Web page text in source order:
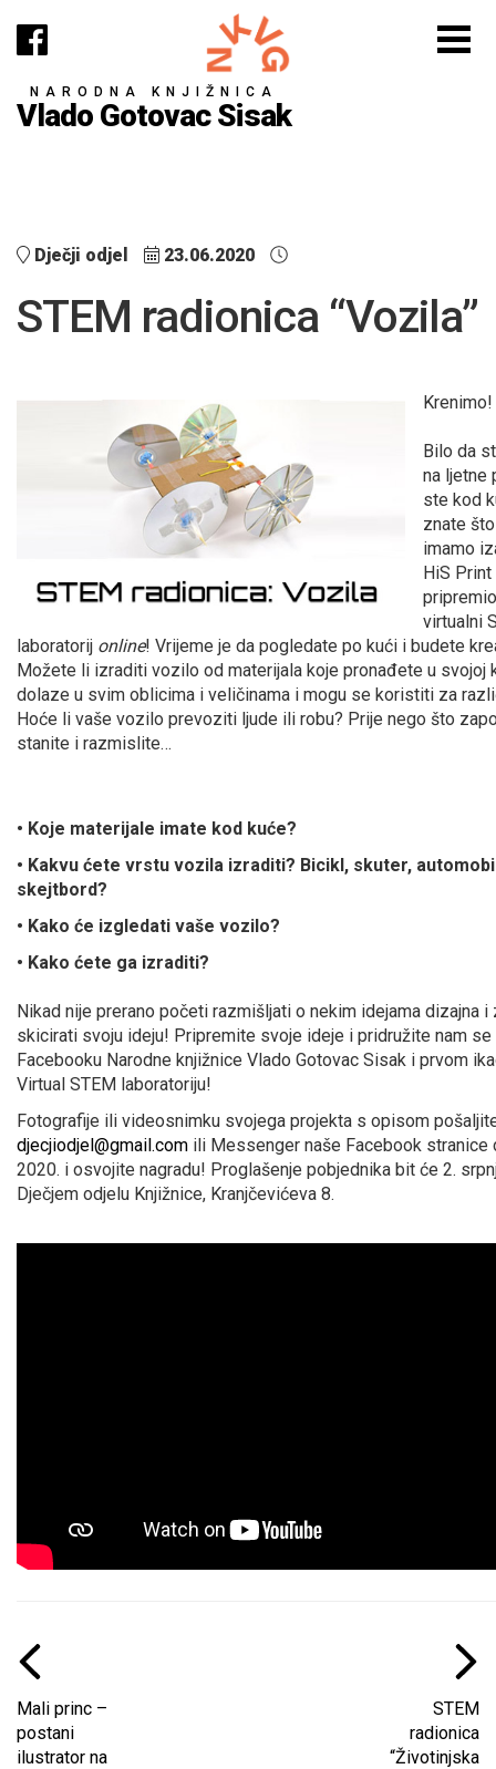
NARODNA KNJIŽNICA
Vlado Gotovac Sisak
Dječji odjel 23.06.2020
STEM radionica “Vozila”
Krenimo!
Bilo da
na ljetne
ste kod
znate
imamo
HiS
virtualni
laboratorij online! Vrijeme je da pogledate po kući i budete
Možete li izraditi vozilo od materijala koje pronađete u svojoj
dolaze u svim oblicima i veličinama i mogu se koristiti za
Hoće li vaše vozilo prevoziti ljude ili robu? Prije nego što
stanite i razmislite…
• Koje materijale imate kod kuće?
• Kakvu ćete vrstu vozila izraditi? Bicikl, skuter,
skejtbord?
• Kako će izgledati vaše vozilo?
• Kako ćete ga izraditi?
Nikad nije prerano početi razmišljati o nekim idejama dizajna i
skicirati svoju ideju! Pripremite svoje ideje i pridružite nam se
Facebooku Narodne knjižnice Vlado Gotovac Sisak i prvom
Virtual STEM laboratoriju!
Fotografije ili videosnimku svojega projekta s opisom
djecjiodjel@gmail.com ili Messenger naše Facebook stranice
2020. i osvojite nagradu! Proglašenje pobjednika bit će 2.
Dječjem odjelu Knjižnice, Kranjčevićeva 8.
Mali princ –
postani
ilustrator na
STEM
radionica
“Životinjska